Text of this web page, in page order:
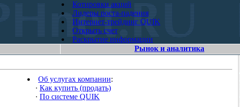
Котировки акций
Лидеры роста-падения
Интернет-трейдинг QUIK
Открыть счет
Раскрытие информации
Рынок и аналитика
Об услугах компании:
· Как купить (продать)
· По системе QUIK